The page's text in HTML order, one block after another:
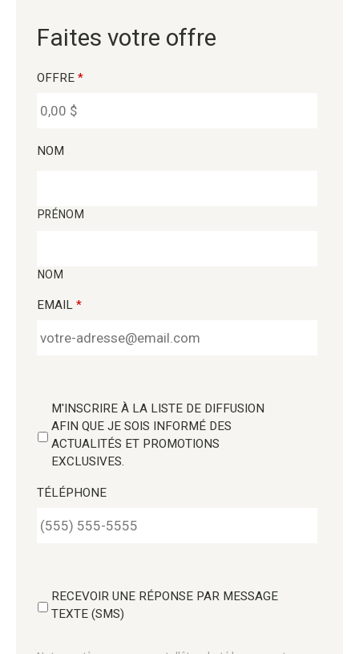
Faites votre offre
OFFRE *
NOM
PRÉNOM
NOM
EMAIL *
M'INSCRIRE À LA LISTE DE DIFFUSION
AFIN QUE JE SOIS INFORMÉ DES
ACTUALITÉS ET PROMOTIONS
EXCLUSIVES.
TÉLÉPHONE
RECEVOIR UNE RÉPONSE PAR MESSAGE
TEXTE (SMS)